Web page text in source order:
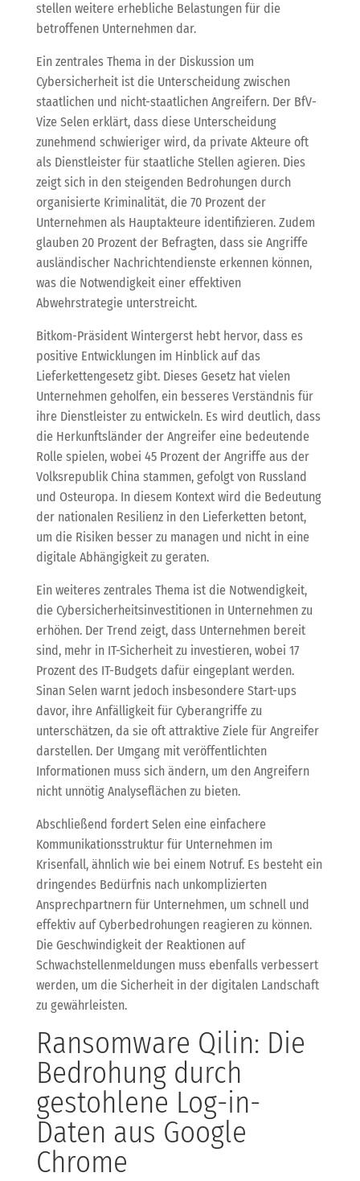
stellen weitere erhebliche Belastungen für die
betroffenen Unternehmen dar.
Ein zentrales Thema in der Diskussion um
Cybersicherheit ist die Unterscheidung zwischen
staatlichen und nicht-staatlichen Angreifern. Der BfV-
Vize Selen erklärt, dass diese Unterscheidung
zunehmend schwieriger wird, da private Akteure oft
als Dienstleister für staatliche Stellen agieren. Dies
zeigt sich in den steigenden Bedrohungen durch
organisierte Kriminalität, die 70 Prozent der
Unternehmen als Hauptakteure identifizieren. Zudem
glauben 20 Prozent der Befragten, dass sie Angriffe
ausländischer Nachrichtendienste erkennen können,
was die Notwendigkeit einer effektiven
Abwehrstrategie unterstreicht.
Bitkom-Präsident Wintergerst hebt hervor, dass es
positive Entwicklungen im Hinblick auf das
Lieferkettengesetz gibt. Dieses Gesetz hat vielen
Unternehmen geholfen, ein besseres Verständnis für
ihre Dienstleister zu entwickeln. Es wird deutlich, dass
die Herkunftsländer der Angreifer eine bedeutende
Rolle spielen, wobei 45 Prozent der Angriffe aus der
Volksrepublik China stammen, gefolgt von Russland
und Osteuropa. In diesem Kontext wird die Bedeutung
der nationalen Resilienz in den Lieferketten betont,
um die Risiken besser zu managen und nicht in eine
digitale Abhängigkeit zu geraten.
Ein weiteres zentrales Thema ist die Notwendigkeit,
die Cybersicherheitsinvestitionen in Unternehmen zu
erhöhen. Der Trend zeigt, dass Unternehmen bereit
sind, mehr in IT-Sicherheit zu investieren, wobei 17
Prozent des IT-Budgets dafür eingeplant werden.
Sinan Selen warnt jedoch insbesondere Start-ups
davor, ihre Anfälligkeit für Cyberangriffe zu
unterschätzen, da sie oft attraktive Ziele für Angreifer
darstellen. Der Umgang mit veröffentlichten
Informationen muss sich ändern, um den Angreifern
nicht unnötig Analyseflächen zu bieten.
Abschließend fordert Selen eine einfachere
Kommunikationsstruktur für Unternehmen im
Krisenfall, ähnlich wie bei einem Notruf. Es besteht ein
dringendes Bedürfnis nach unkomplizierten
Ansprechpartnern für Unternehmen, um schnell und
effektiv auf Cyberbedrohungen reagieren zu können.
Die Geschwindigkeit der Reaktionen auf
Schwachstellenmeldungen muss ebenfalls verbessert
werden, um die Sicherheit in der digitalen Landschaft
zu gewährleisten.
Ransomware Qilin: Die
Bedrohung durch
gestohlene Log-in-
Daten aus Google
Chrome